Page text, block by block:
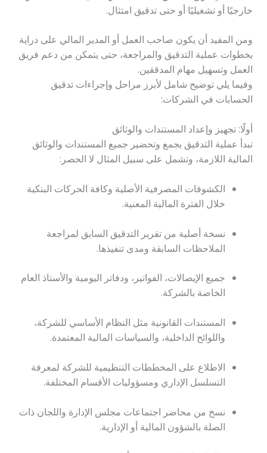
خارجيًا أو تشغيليًا أو حتى تدقيق امتثال.
ومن المفيد أن يكون صاحب العمل أو المدير المالي على دراية
بخطوات عملية التدقيق والمراجعة، حتى يتمكن من دعم فريق
العمل وتسهيل مهام المدققين.
وفيما يلي توضيح شامل لأبرز مراحل وإجراءات تدقيق
الحسابات في الشركات:
أولًا: تجهيز وإعداد المستندات والوثائق
تبدأ عملية التدقيق بجمع وتحضير جميع المستندات والوثائق
المالية اللازمة، وتشمل على سبيل المثال لا الحصر:
الكشوفات المصرفية الأصلية وكافة الحركات البنكية
خلال الفترة المالية المعنية.
نسخة أصلية من تقرير التدقيق السابق لمراجعة
الملاحظات السابقة ومدى تنفيذها.
جميع الإيصالات، الفواتير، ودفاتر اليومية والأستاذ العام
الخاصة بالشركة.
المستندات القانونية مثل النظام الأساسي للشركة،
واللوائح الداخلية، والسياسات المالية المعتمدة.
الاطلاع على المخططات التنظيمية للشركة لمعرفة
التسلسل الإداري ومسؤوليات الأقسام المختلفة.
نسخ من محاضر اجتماعات مجلس الإدارة واللجان ذات
الصلة بالشؤون المالية أو الإدارية.